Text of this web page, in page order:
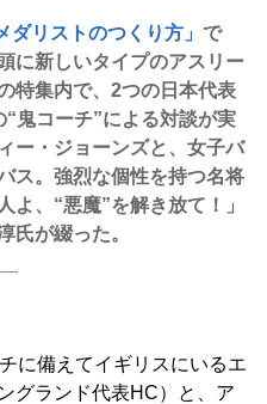
リストのつくり方」 で
に新しいタイプのアスリー
特集内で、2つの日本代表
鬼コーチ”による対談が実
ー・ジョーンズと、女子バ
ス。強烈な個性を持つ名将
よ、“悪魔”を解き放て！」
氏が綴った。
に備えてイギリスにいるエ
グランド代表HC）と、ア